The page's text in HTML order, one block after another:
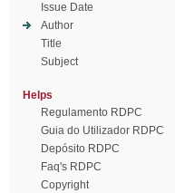
Issue Date
Author
Title
Subject
Helps
Regulamento RDPC
Guia do Utilizador RDPC
Depósito RDPC
Faq's RDPC
Copyright